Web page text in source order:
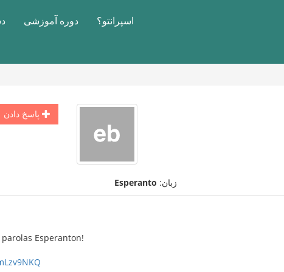
اسپرانتو؟ دوره آموزشی
پاسخ دادن
زبان: Esperanto
Esperanton!